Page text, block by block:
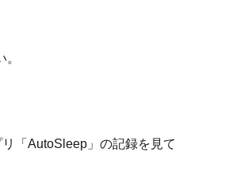
「AutoSleep」の記録を見て